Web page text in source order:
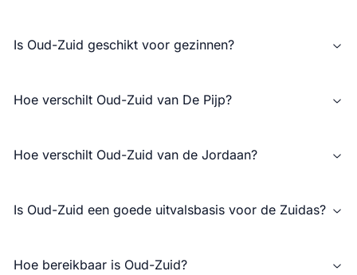
Is Oud-Zuid geschikt voor gezinnen?
Hoe verschilt Oud-Zuid van De Pijp?
Hoe verschilt Oud-Zuid van de Jordaan?
Is Oud-Zuid een goede uitvalsbasis voor de Zuidas?
Hoe bereikbaar is Oud-Zuid?